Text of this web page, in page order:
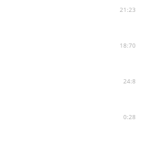
21:23
18:70
24:8
0:28